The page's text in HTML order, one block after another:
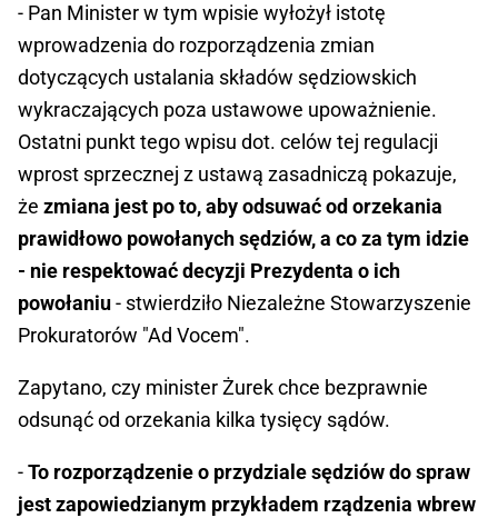
- Pan Minister w tym wpisie wyłożył istotę
wprowadzenia do rozporządzenia zmian
dotyczących ustalania składów sędziowskich
wykraczających poza ustawowe upoważnienie.
Ostatni punkt tego wpisu dot. celów tej regulacji
wprost sprzecznej z ustawą zasadniczą pokazuje,
że zmiana jest po to, aby odsuwać od orzekania
prawidłowo powołanych sędziów, a co za tym idzie
- nie respektować decyzji Prezydenta o ich
powołaniu- stwierdziło Niezależne Stowarzyszenie
Prokuratorów "Ad Vocem".
Zapytano, czy minister Żurek chce bezprawnie
odsunąć od orzekania kilka tysięcy sądów.
-To rozporządzenie o przydziale sędziów do spraw
jest zapowiedzianym przykładem rządzenia wbrew